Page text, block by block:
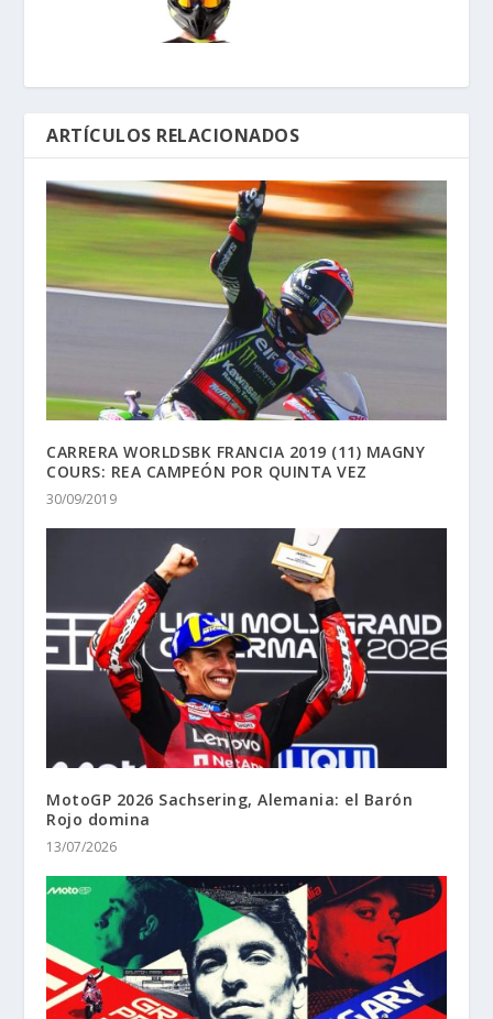
ARTÍCULOS RELACIONADOS
CARRERA WORLDSBK FRANCIA 2019 (11) MAGNY
COURS: REA CAMPEÓN POR QUINTA VEZ
30/09/2019
MotoGP 2026 Sachsering, Alemania: el Barón
Rojo domina
13/07/2026